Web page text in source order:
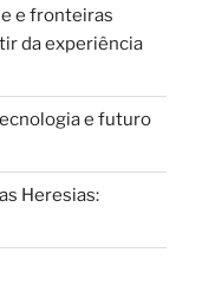
e fronteiras
da experiência
e futuro
Heresias: